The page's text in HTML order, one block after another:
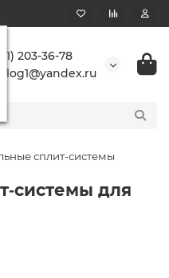
203-36-78
сплит-системы
для